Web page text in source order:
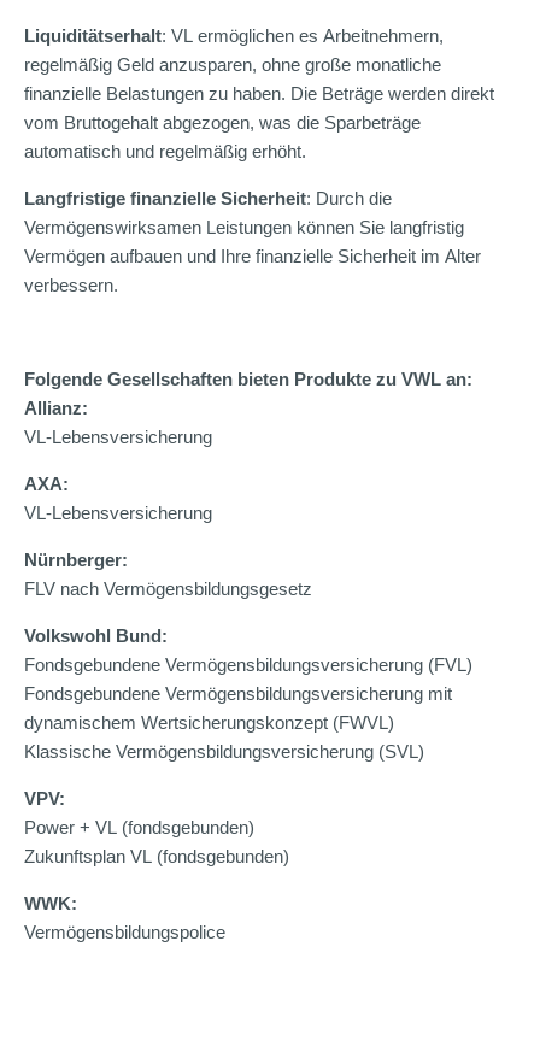
Liquiditätserhalt: VL ermöglichen es Arbeitnehmern,
regelmäßig Geld anzusparen, ohne große monatliche
finanzielle Belastungen zu haben. Die Beträge werden direkt
vom Bruttogehalt abgezogen, was die Sparbeträge
automatisch und regelmäßig erhöht.
Langfristige finanzielle Sicherheit: Durch die
Vermögenswirksamen Leistungen können Sie langfristig
Vermögen aufbauen und Ihre finanzielle Sicherheit im Alter
verbessern.
Folgende Gesellschaften bieten Produkte zu VWL an:
Allianz:
VL-Lebensversicherung
AXA:
VL-Lebensversicherung
Nürnberger:
FLV nach Vermögensbildungsgesetz
Volkswohl Bund:
Fondsgebundene Vermögensbildungsversicherung (FVL)
Fondsgebundene Vermögensbildungsversicherung mit
dynamischem Wertsicherungskonzept (FWVL)
Klassische Vermögensbildungsversicherung (SVL)
VPV:
Power + VL (fondsgebunden)
Zukunftsplan VL (fondsgebunden)
WWK:
Vermögensbildungspolice